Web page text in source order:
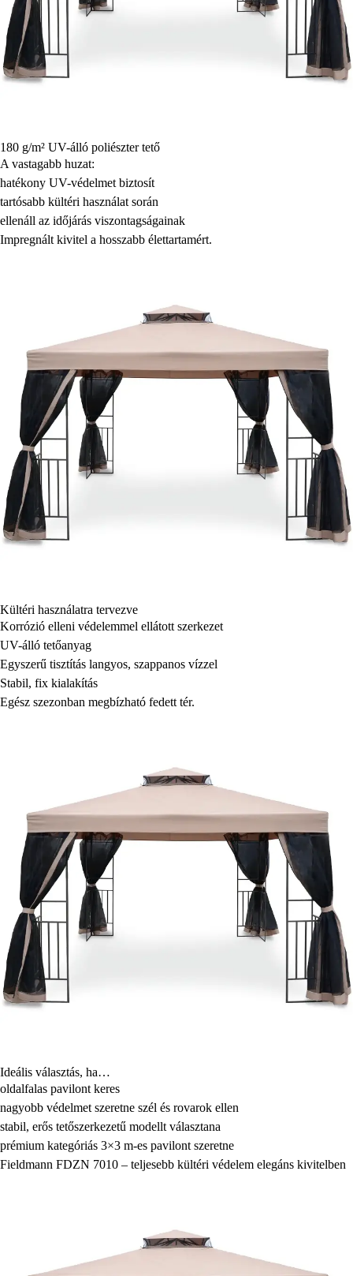
180 g/m² UV-álló poliészter tető
A vastagabb huzat:
hatékony UV-védelmet biztosít
tartósabb kültéri használat során
ellenáll az időjárás viszontagságainak
Impregnált kivitel a hosszabb élettartamért.
Kültéri használatra tervezve
Korrózió elleni védelemmel ellátott szerkezet
UV-álló tetőanyag
Egyszerű tisztítás langyos, szappanos vízzel
Stabil, fix kialakítás
Egész szezonban megbízható fedett tér.
Ideális választás, ha…
oldalfalas pavilont keres
nagyobb védelmet szeretne szél és rovarok ellen
stabil, erős tetőszerkezetű modellt választana
prémium kategóriás 3×3 m-es pavilont szeretne
Fieldmann FDZN 7010 – teljesebb kültéri védelem elegáns kivitelben